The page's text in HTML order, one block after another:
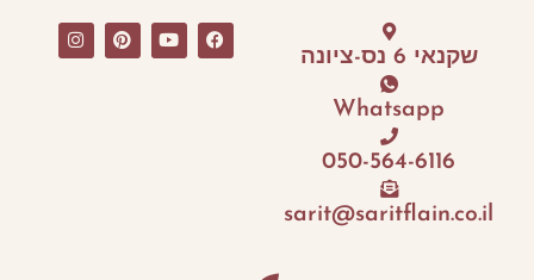
שקנאי 6 נס-ציונה
Whatsapp
050-564-6116
sarit@saritflain.co.il